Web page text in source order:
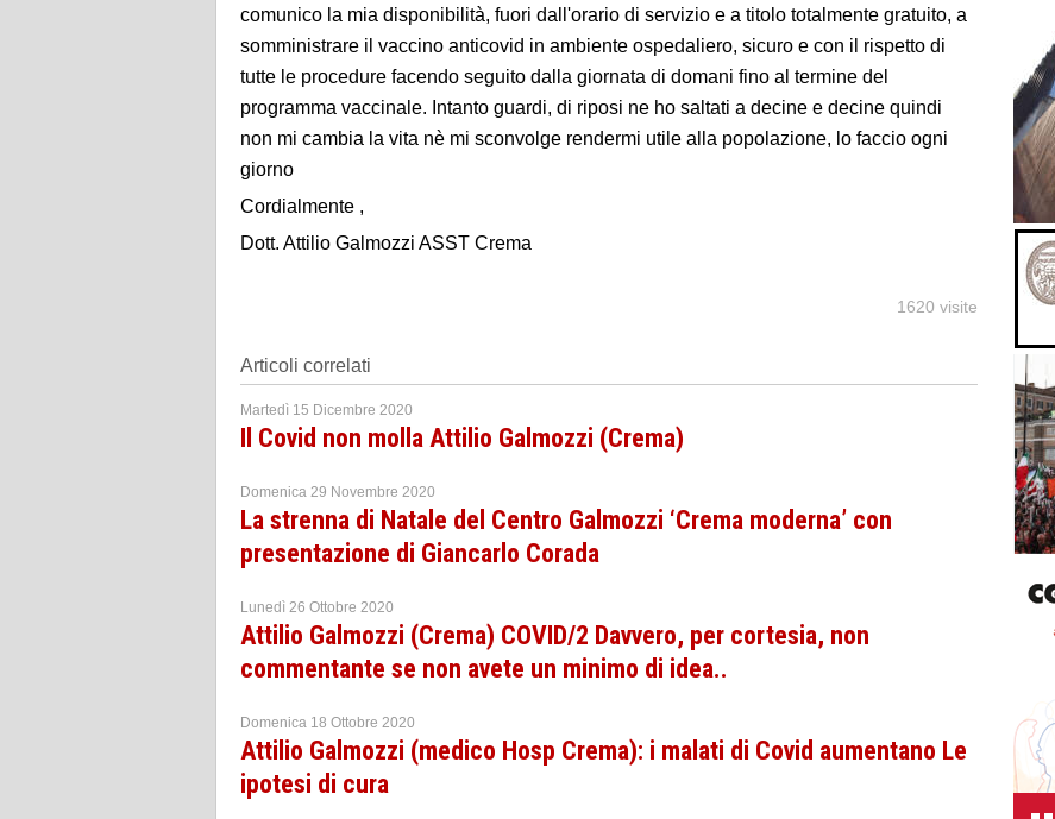
comunico la mia disponibilità, fuori dall'orario di servizio e a titolo totalmente gratuito, a
somministrare il vaccino anticovid in ambiente ospedaliero, sicuro e con il rispetto di
tutte le procedure facendo seguito dalla giornata di domani fino al termine del
programma vaccinale. Intanto guardi, di riposi ne ho saltati a decine e decine quindi
non mi cambia la vita nè mi sconvolge rendermi utile alla popolazione, lo faccio ogni
giorno
Cordialmente ,
Dott. Attilio Galmozzi ASST Crema
1620 visite
Articoli correlati
Martedì 15 Dicembre 2020
Il Covid non molla Attilio Galmozzi (Crema)
Domenica 29 Novembre 2020
La strenna di Natale del Centro Galmozzi ‘Crema moderna’ con
presentazione di Giancarlo Corada
Lunedì 26 Ottobre 2020
Attilio Galmozzi (Crema) COVID/2 Davvero, per cortesia, non
commentante se non avete un minimo di idea..
Domenica 18 Ottobre 2020
Attilio Galmozzi (medico Hosp Crema): i malati di Covid aumentano Le
ipotesi di cura